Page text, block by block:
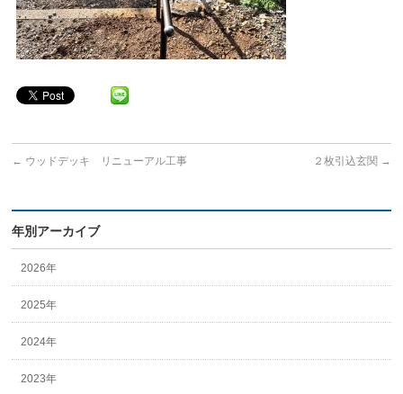
← ウッドデッキ リニューアル工事 ２枚引込玄関 →
年別アーカイブ
2026年
2025年
2024年
2023年